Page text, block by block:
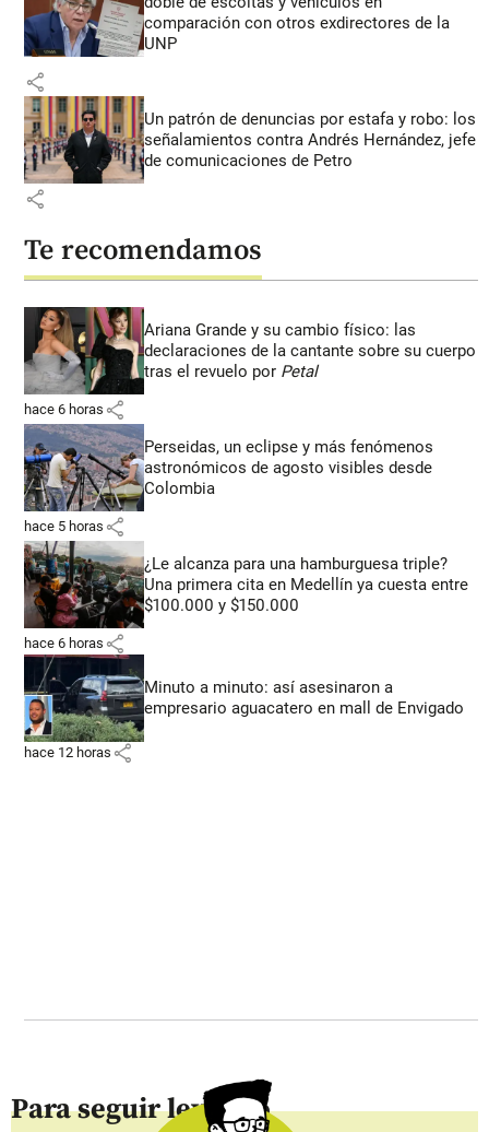
comparación con otros exdirectores de la
UNP
share
Un patrón de denuncias por estafa y robo: los
señalamientos contra Andrés Hernández, jefe
de comunicaciones de Petro
share
Te recomendamos
Ariana Grande y su cambio físico: las
declaraciones de la cantante sobre su cuerpo
tras el revuelo por Petal
hace 6 horas share
Perseidas, un eclipse y más fenómenos
astronómicos de agosto visibles desde
Colombia
hace 5 horas share
¿Le alcanza para una hamburguesa triple?
Una primera cita en Medellín ya cuesta entre
$100.000 y $150.000
hace 6 horas share
Minuto a minuto: así asesinaron a
empresario aguacatero en mall de Envigado
hace 12 horas share
Para seguir leyendo